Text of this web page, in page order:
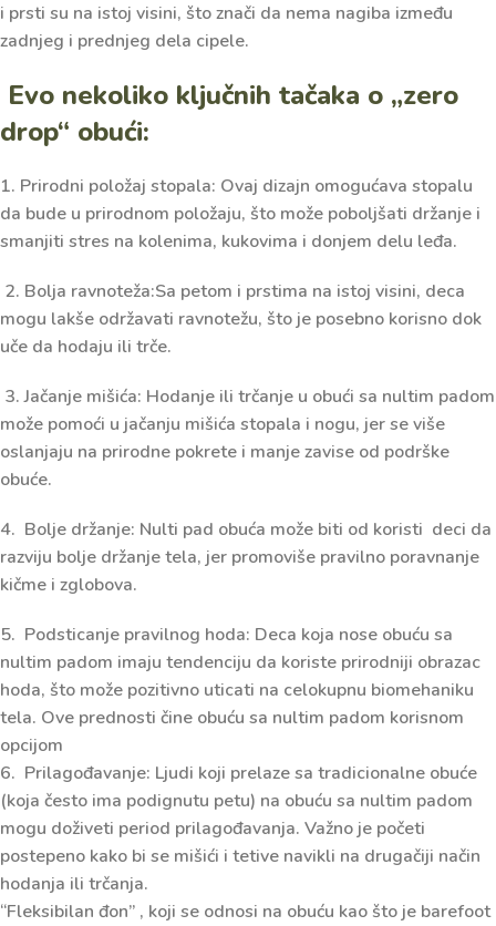
i prsti su na istoj visini, što znači da nema nagiba između
zadnjeg i prednjeg dela cipele.
Evo nekoliko ključnih tačaka o „zero
drop“ obući:
1. Prirodni položaj stopala: Ovaj dizajn omogućava stopalu
da bude u prirodnom položaju, što može poboljšati držanje i
smanjiti stres na kolenima, kukovima i donjem delu leđa.
2. Bolja ravnoteža:Sa petom i prstima na istoj visini, deca
mogu lakše održavati ravnotežu, što je posebno korisno dok
uče da hodaju ili trče.
3. Jačanje mišića: Hodanje ili trčanje u obući sa nultim padom
može pomoći u jačanju mišića stopala i nogu, jer se više
oslanjaju na prirodne pokrete i manje zavise od podrške
obuće.
4. Bolje držanje: Nulti pad obuća može biti od koristi deci da
razviju bolje držanje tela, jer promoviše pravilno poravnanje
kičme i zglobova.
5. Podsticanje pravilnog hoda: Deca koja nose obuću sa
nultim padom imaju tendenciju da koriste prirodniji obrazac
hoda, što može pozitivno uticati na celokupnu biomehaniku
tela. Ove prednosti čine obuću sa nultim padom korisnom
opcijom
6. Prilagođavanje: Ljudi koji prelaze sa tradicionalne obuće
(koja često ima podignutu petu) na obuću sa nultim padom
mogu doživeti period prilagođavanja. Važno je početi
postepeno kako bi se mišići i tetive navikli na drugačiji način
hodanja ili trčanja.
“Fleksibilan đon” , koji se odnosi na obuću kao što je barefoot